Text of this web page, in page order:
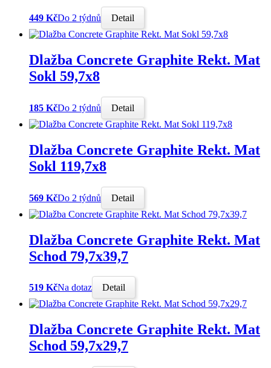
449 KčDo 2 týdnů Detail
Dlažba Concrete Graphite Rekt. Mat
Sokl 59,7x8
185 KčDo 2 týdnů Detail
Dlažba Concrete Graphite Rekt. Mat
Sokl 119,7x8
569 KčDo 2 týdnů Detail
Dlažba Concrete Graphite Rekt. Mat
Schod 79,7x39,7
519 KčNa dotaz Detail
Dlažba Concrete Graphite Rekt. Mat
Schod 59,7x29,7